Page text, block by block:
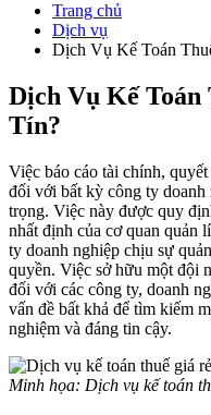
Trang chủ
Dịch vụ
Dịch Vụ Kế Toán
Dịch Vụ Kế Toán
Tín?
Việc báo cáo tài chính,
đối với bất kỳ công ty doanh
trọng. Việc này được quy
nhất định của cơ quan quản
ty doanh nghiệp chịu sự
quyền. Việc sở hữu một đội
đối với các công ty, doanh
vấn đề bất khả để tìm kiếm
nghiệm và đáng tin cậy.
Minh họa: Dịch vụ kế toán